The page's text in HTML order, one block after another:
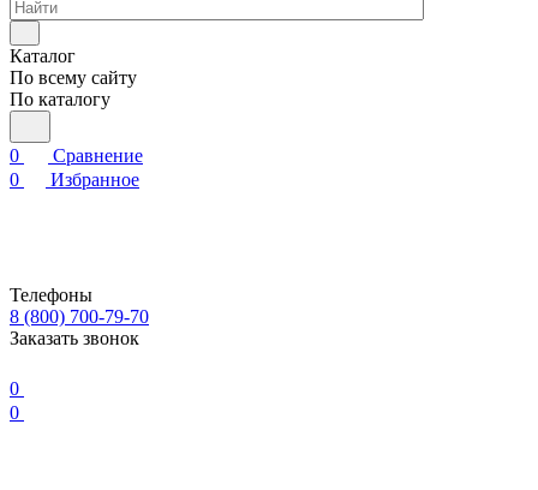
Каталог
По всему сайту
По каталогу
0
Сравнение
0
Избранное
Телефоны
8 (800) 700-79-70
Заказать звонок
0
0